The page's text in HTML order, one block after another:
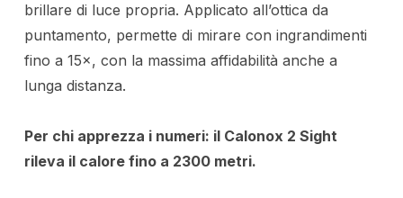
brillare di luce propria. Applicato all’ottica da
puntamento, permette di mirare con ingrandimenti
fino a 15×, con la massima affidabilità anche a
lunga distanza.
Per chi apprezza i numeri: il Calonox 2 Sight
rileva il calore fino a 2300 metri.